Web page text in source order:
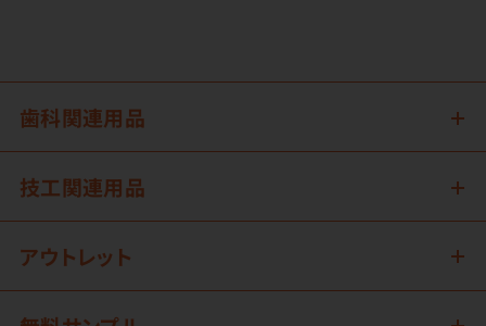
歯科関連用品
技工関連用品
アウトレット